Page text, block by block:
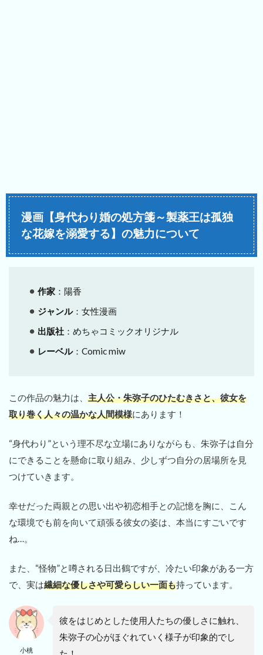
漫画【身代わり婚の処方箋～製薬王は孤独
な花嫁を溺愛する】の魅力について
作家 ：陽香
ジャンル：女性漫画
出版社 ：めちゃコミックオリジナル
レーベル：Comic miw
この作品の魅力は、 主人公・朱弥子のひたむきさと、彼女を
取り巻く人々の温かな人間模様にあります！
“身代わり”という理不尽な立場にありながらも、朱弥子は自分
にできることを懸命に取り組み、少しずつ自分の居場所を見
つけていきます。
幸せだった両親との思い出や初恋相手との記憶を胸に、こん
な環境でも前を向いて頑張る彼女の姿は、本当にすごいです
ね…。
また、“怪物”と噂される日出鶴ですが、冷たい印象がある一方
で、実は繊細な優しさや可愛らしい一面も持っています。
小桃
彼をはじめとした使用人たちの優しさに触れ、
朱弥子の心がほぐれていく様子が印象的でし